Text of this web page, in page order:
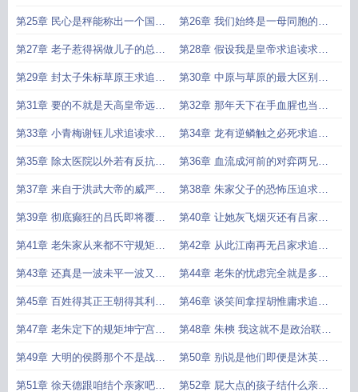
追读求月票求推荐票 啊求追读求月票求推荐票
第25章 民心是秤能称出一个国家
的轻重求追读求月票求推荐票
第26章 我们始终是一母同胞的亲
兄弟求追读求月票求推荐票
第27章 老子惹得祸做儿子的总得
给擦吧求追读求月票求推荐票
第28章 假设我是皇帝求追读求月
票求推荐票
第29章 封太子朱标草原王求追读
求月票求推荐票
第30章 中原与草原的最大区别求
追读求月票求推荐票
第31章 要的不就是天高皇帝远求
追读求月票求推荐票
第32章 那年天下在手血腥也当尽
在我手求追读求月票求推荐票
第33章 小青梅谢钰儿求追读求月
票求推荐票
第34章 龙有逆鳞触之必死求追读
求月票求推荐票
第35章 除太医院以外若有反抗者
斩立决求追读求月票求推荐
第36章 血流成河前的对弈两兄弟
的从容不迫求追读求月票求推荐
第37章 来自于洪武大帝的威严求
追读求月票求推荐票
第38章 朱家父子的恐怖压迫求追
读求月票求推荐票
第39章 彻底癫狂的吕氏即将覆灭
的吕家求追读求月票求推荐票
第40章 让她灰飞烟灭还有吕家求
追读求月票求推荐票
第41章 老朱家从来都不守规矩求
追读求月票求推荐票
第42章 从此江南再无吕家求追读
求月票求推荐票
第43章 还真是一波未平一波又起
求追读求月票求推荐票
第44章 老朱的忧虑完全就是多虑
了求追读求月票求推荐票
第45章 百姓得其正王朝得其利求
追读求月票求推荐票
第46章 谈笑间拿捏胡惟庸求追读
求月票求推荐票
第47章 老朱定下的规矩坤宁宫是
家求追读求月票求推荐票
第48章 朱樉 我这就不是政治联姻
求追读求月票求推荐票
第49章 大明的侯爵那个不是战功
赫赫求追读求月票求推荐票
第50章 别说是他们即便是沐英都
未曾封爵求追读求月票求推荐票
第51章 徐天德跟咱结个亲家吧求 第52章 屁大点的孩子结什么亲求